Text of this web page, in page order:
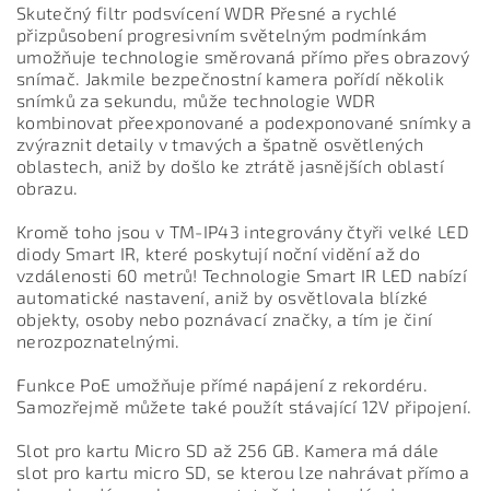
Skutečný filtr podsvícení WDR Přesné a rychlé
přizpůsobení progresivním světelným podmínkám
umožňuje technologie směrovaná přímo přes obrazový
snímač. Jakmile bezpečnostní kamera pořídí několik
snímků za sekundu, může technologie WDR
kombinovat přeexponované a podexponované snímky a
zvýraznit detaily v tmavých a špatně osvětlených
oblastech, aniž by došlo ke ztrátě jasnějších oblastí
obrazu.
Kromě toho jsou v TM-IP43 integrovány čtyři velké LED
diody Smart IR, které poskytují noční vidění až do
vzdálenosti 60 metrů! Technologie Smart IR LED nabízí
automatické nastavení, aniž by osvětlovala blízké
objekty, osoby nebo poznávací značky, a tím je činí
nerozpoznatelnými.
Funkce PoE umožňuje přímé napájení z rekordéru.
Samozřejmě můžete také použít stávající 12V připojení.
Slot pro kartu Micro SD až 256 GB. Kamera má dále
slot pro kartu micro SD, se kterou lze nahrávat přímo a